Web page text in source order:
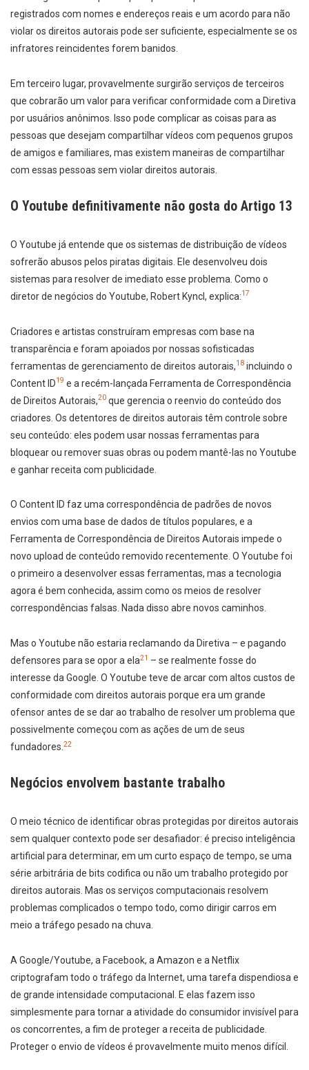
registrados com nomes e endereços reais e um acordo para não
violar os direitos autorais pode ser suficiente, especialmente se os
infratores reincidentes forem banidos.
Em terceiro lugar, provavelmente surgirão serviços de terceiros
que cobrarão um valor para verificar conformidade com a Diretiva
por usuários anônimos. Isso pode complicar as coisas para as
pessoas que desejam compartilhar vídeos com pequenos grupos
de amigos e familiares, mas existem maneiras de compartilhar
com essas pessoas sem violar direitos autorais.
O Youtube definitivamente não gosta do Artigo 13
O Youtube já entende que os sistemas de distribuição de vídeos
sofrerão abusos pelos piratas digitais. Ele desenvolveu dois
sistemas para resolver de imediato esse problema. Como o
diretor de negócios do Youtube, Robert Kyncl, explica:17
Criadores e artistas construíram empresas com base na
transparência e foram apoiados por nossas sofisticadas
ferramentas de gerenciamento de direitos autorais,18 incluindo o
Content ID19 e a recém-lançada Ferramenta de Correspondência
de Direitos Autorais,20 que gerencia o reenvio do conteúdo dos
criadores. Os detentores de direitos autorais têm controle sobre
seu conteúdo: eles podem usar nossas ferramentas para
bloquear ou remover suas obras ou podem mantê-las no Youtube
e ganhar receita com publicidade.
O Content ID faz uma correspondência de padrões de novos
envios com uma base de dados de títulos populares, e a
Ferramenta de Correspondência de Direitos Autorais impede o
novo upload de conteúdo removido recentemente. O Youtube foi
o primeiro a desenvolver essas ferramentas, mas a tecnologia
agora é bem conhecida, assim como os meios de resolver
correspondências falsas. Nada disso abre novos caminhos.
Mas o Youtube não estaria reclamando da Diretiva – e pagando
defensores para se opor a ela21 – se realmente fosse do
interesse da Google. O Youtube teve de arcar com altos custos de
conformidade com direitos autorais porque era um grande
ofensor antes de se dar ao trabalho de resolver um problema que
possivelmente começou com as ações de um de seus
fundadores.22
Negócios envolvem bastante trabalho
O meio técnico de identificar obras protegidas por direitos autorais
sem qualquer contexto pode ser desafiador: é preciso inteligência
artificial para determinar, em um curto espaço de tempo, se uma
série arbitrária de bits codifica ou não um trabalho protegido por
direitos autorais. Mas os serviços computacionais resolvem
problemas complicados o tempo todo, como dirigir carros em
meio a tráfego pesado na chuva.
A Google/Youtube, a Facebook, a Amazon e a Netflix
criptografam todo o tráfego da Internet, uma tarefa dispendiosa e
de grande intensidade computacional. E elas fazem isso
simplesmente para tornar a atividade do consumidor invisível para
os concorrentes, a fim de proteger a receita de publicidade.
Proteger o envio de vídeos é provavelmente muito menos difícil.